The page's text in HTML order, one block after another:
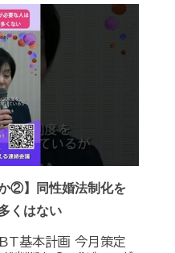
②】同性婚法制化を
くはない
基本計画 今月策定